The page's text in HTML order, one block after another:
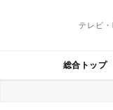
テレビ
総合トップ